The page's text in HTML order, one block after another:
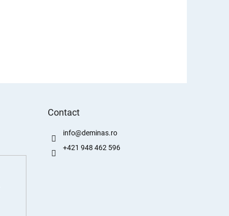
Contact
info@deminas.ro
+421 948 462 596